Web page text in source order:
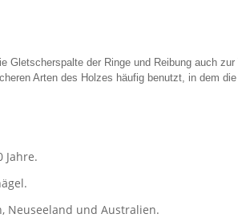
der Ringe und Reibung auch
Arten des Holzes häufig benutzt, in dem
Jahre.
Neuseeland und Australien.